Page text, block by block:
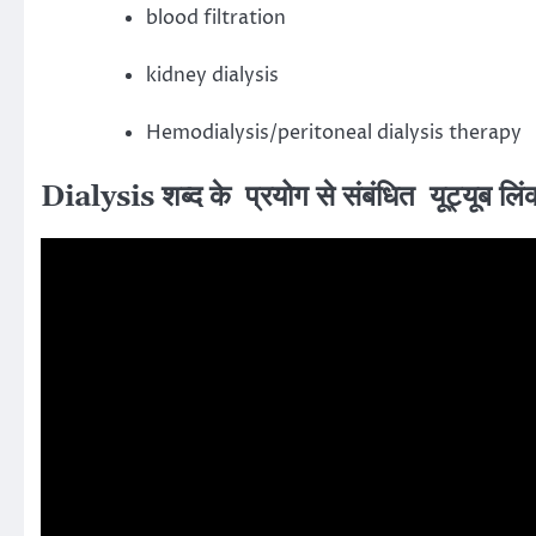
blood filtration
kidney dialysis
Hemodialysis/peritoneal dialysis therapy
Dialysis शब्द के प्रयोग से संबंधित यूट्यूब